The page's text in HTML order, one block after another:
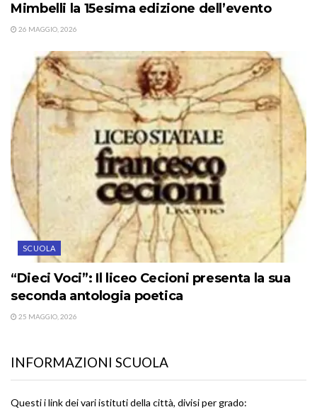
Mimbelli la 15esima edizione dell’evento
26 MAGGIO, 2026
SCUOLA
“Dieci Voci”: Il liceo Cecioni presenta la sua
seconda antologia poetica
25 MAGGIO, 2026
INFORMAZIONI SCUOLA
Questi i link dei vari istituti della città, divisi per grado: